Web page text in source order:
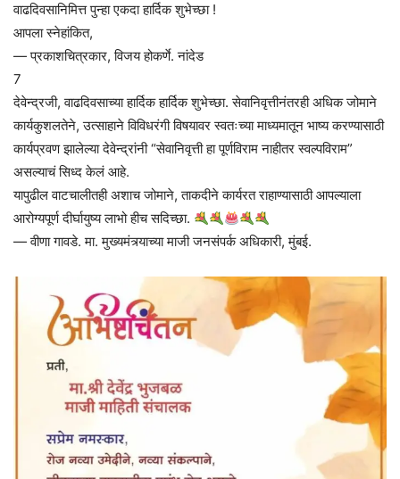
वाढदिवसानिमित्त पुन्हा एकदा हार्दिक शुभेच्छा !
आपला स्नेहांकित,
— प्रकाशचित्रकार, विजय होकर्णे. नांदेड
7
देवेन्द्रजी, वाढदिवसाच्या हार्दिक हार्दिक शुभेच्छा. सेवानिवृत्तीनंतरही अधिक जोमाने
कार्यकुशलतेने, उत्साहाने विविधरंगी विषयावर स्वतःच्या माध्यमातून भाष्य करण्यासाठी
कार्यप्रवण झालेल्या देवेन्द्रांनी “सेवानिवृत्ती हा पूर्णविराम नाहीतर स्वल्पविराम”
असल्याचं सिध्द केलं आहे.
यापुढील वाटचालीतही अशाच जोमाने, ताकदीने कार्यरत राहाण्यासाठी आपल्याला
आरोग्यपूर्ण दीर्घायुष्य लाभो हीच सदिच्छा.
— वीणा गावडे. मा. मुख्यमंत्र्याच्या माजी जनसंपर्क अधिकारी, मुंबई.